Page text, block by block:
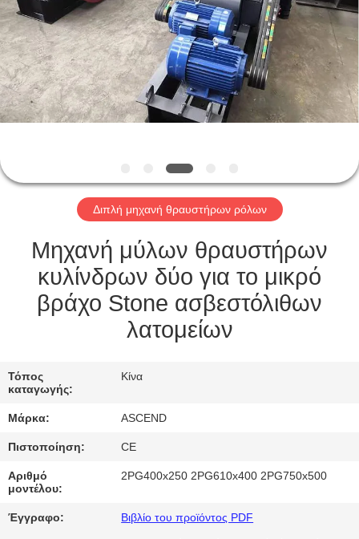
ΓΎΡΟΣ
ΕΡΓΟΣΤΑΣΊΩΝ
ΠΟΙΟΤΙΚΌΣ
ΈΛΕΓΧΟΣ
ΜΑΣ
ΕΛΆΤΕ
ΕΠΑΦΉ
ΖΗΤΉΣΤΕ
ΑΠΌΣΠΑΣΜΑ
SITEMAP
ΠΟΛΙΤΙΚΉ
Διπλή μηχανή θραυστήρων ρόλων
Μηχανή μύλων θραυστήρων
κυλίνδρων δύο για το μικρό
βράχο Stone ασβεστόλιθων
λατομείων
Τόπος
καταγωγής:
Κίνα
Μάρκα: ASCEND
Πιστοποίηση: CE
Αριθμό
μοντέλου:
2PG400x250 2PG610x400 2PG750x500
Έγγραφο: Βιβλίο του προϊόντος PDF